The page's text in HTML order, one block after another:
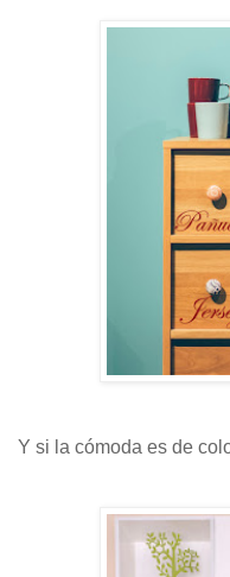
Y si la cómoda es de